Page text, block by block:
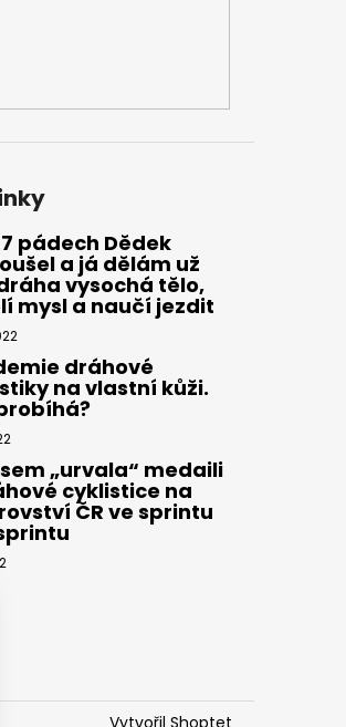
pádech Dědek
a já dělám už
vysochá tělo,
mysl a naučí jezdit
dráhové
na vlastní kůži.
„urvala“ medaili
cyklistice na
ČR ve sprintu